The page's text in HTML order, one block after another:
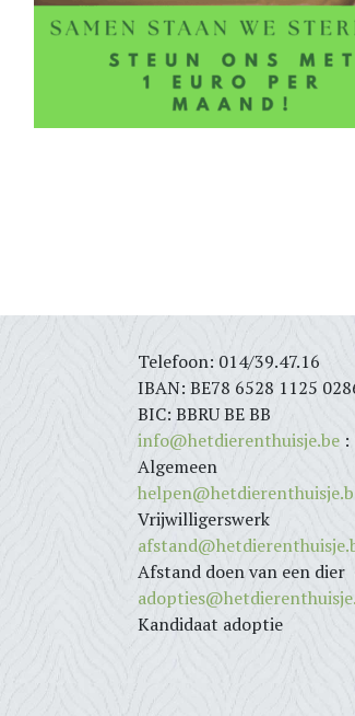
Telefoon: 014/39.47.16
IBAN: BE78 6528 1125
BIC: BBRU BE BB
info@hetdierenthuisje.be :
Algemeen
Vrijwilligerswerk
Afstand doen van een dier
Kandidaat adoptie